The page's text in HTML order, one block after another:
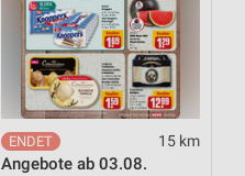
15 km
Angebote ab 03.08.